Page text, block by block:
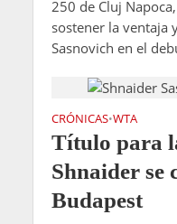
250 de Cluj
sostener la ventaja
Sasnovich en el
CRÓNICAS•WTA
Título para
Shnaider se
Budapest